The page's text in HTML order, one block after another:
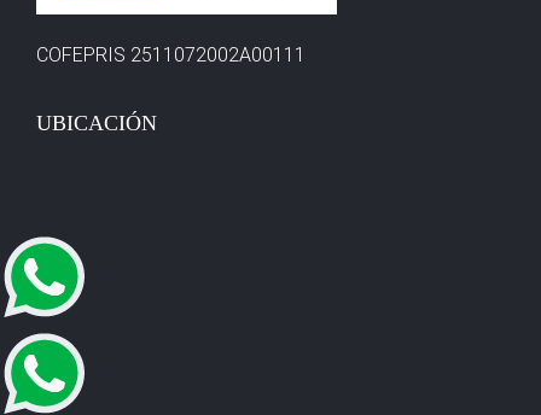
COFEPRIS 2511072002A00111
UBICACIÓN